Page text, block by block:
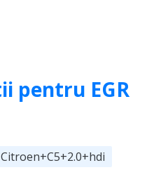
pentru EGR
Citroen+C5+2.0+hdi